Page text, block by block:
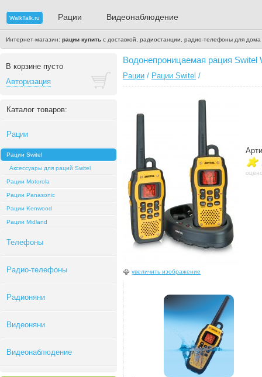
WalkTalk.ru Рации Видеонаблюдение
Интернет-магазин: рации купить с доставкой, радиостанции, радио-телефоны для
В корзине пусто
Авторизация
Каталог товаров:
Рации
Рации Switel
Аксессуары для раций Switel
Рации Motorola
Рации Panasonic
Рации Kenwood
Рации Midland
Телефоны
Радио-телефоны
Радионяни
Видеоняни
Видеонаблюдение
Водонепроницаемая рация Switel
Рации / Рации Switel /
увеличить изображение